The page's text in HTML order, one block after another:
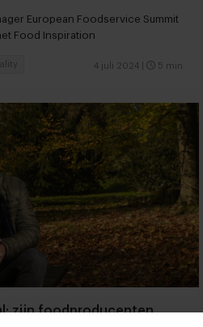
European Foodservice Summit
Food Inspiration
4 juli 2024 5 min
zijn foodproducenten